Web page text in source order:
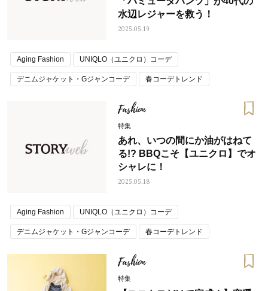
水辺レジャーを救う！
2025.05.19
Aging Fashion UNIQLO（ユニクロ）コーデ
デニムジャケット・Gジャンコーデ 春コーデトレンド
Fashion
特集
あれ、いつの間にか油がはねて
る!? BBQこそ【ユニクロ】でオ
シャレに！
2025.05.18
Aging Fashion UNIQLO（ユニクロ）コーデ
デニムジャケット・Gジャンコーデ 春コーデトレンド
Fashion
特集